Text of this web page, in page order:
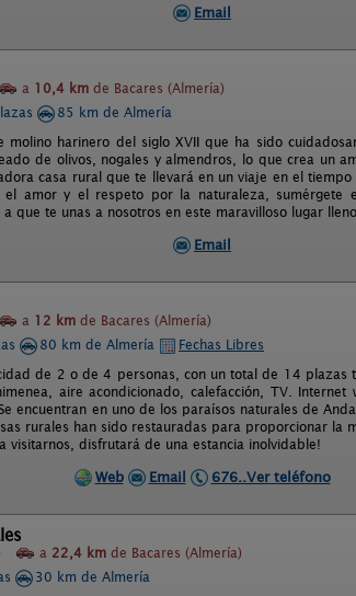
Email
a 10,4 km de Bacares (Almería)
85 km de Almería
molino harinero del siglo XVII que ha sido
de olivos, nogales y almendros, lo que crea un
casa rural que te llevará en un viaje en el
amor y el respeto por la naturaleza, sumérgete
que te unas a nosotros en este maravilloso lugar
Email
a 12 km de Bacares (Almería)
80 km de Almería
Fechas Libres
de 2 o de 4 personas, con un total de 14 plazas
aire acondicionado, calefacción, TV.
encuentran en uno de los paraísos naturales de
rurales han sido restauradas para proporcionar la
visitarnos, disfrutará de una estancia inolvidable!
Web
Email 676..Ver teléfono
a 22,4 km de Bacares (Almería)
30 km de Almería